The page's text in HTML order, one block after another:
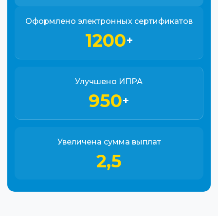
Оформлено электронных сертификатов
1200+
Улучшено ИПРА
950+
Увеличена сумма выплат
2,5